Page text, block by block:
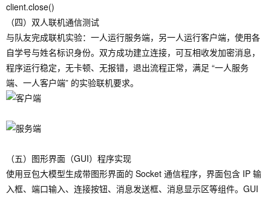
client.close()
（四）双人联机通信测试
与队友完成联机实验：一人运行服务端，另一人运行客户端，使用各
自学号与姓名标识身份。双方成功建立连接，可互相收发加密消息，
程序运行稳定，无卡顿、无报错，退出流程正常，满足 “一人服务
端、一人客户端” 的实验联机要求。
（五）图形界面（GUI）程序实现
使用豆包大模型生成带图形界面的 Socket 通信程序，界面包含 IP 输
入框、端口输入、连接按钮、消息发送框、消息显示区等组件。GUI